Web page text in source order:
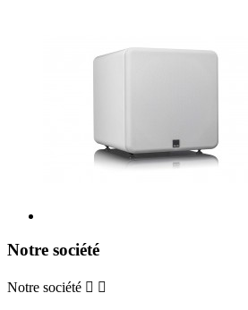
Notre société
Notre société  